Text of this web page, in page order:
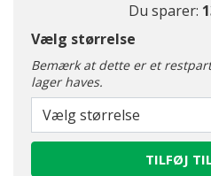
Du sparer:
Vælg størrelse
Bemærk at dette er et
lager haves.
Vælg størrelse
TILFØJ